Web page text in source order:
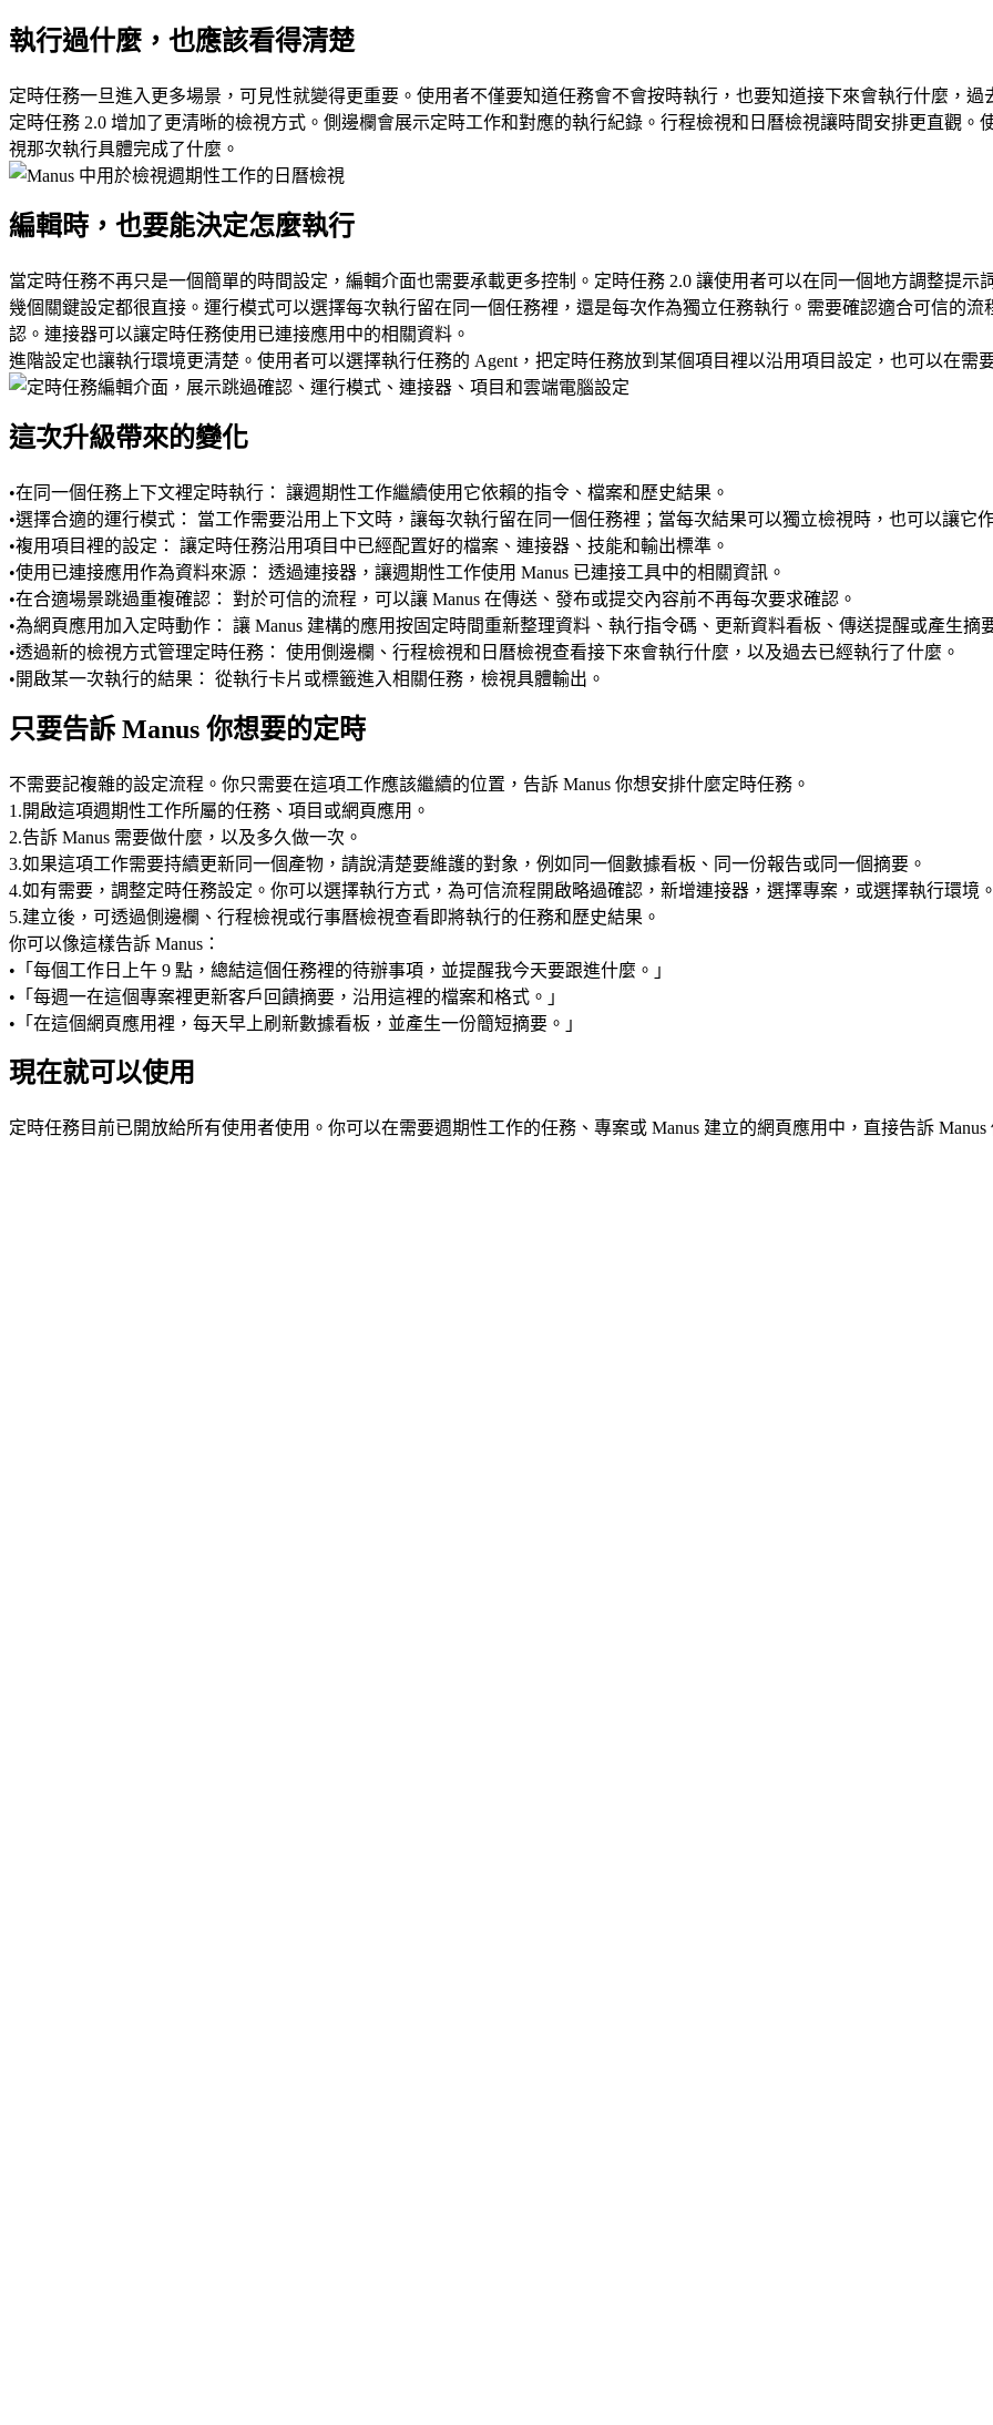
執行過什麼，也應該看得清楚
定時任務一旦進入更多場景，可見性就變得更重要。使用者不僅要知道任務會不會按時執行，也要知道接下來會執行什麼，過
定時任務 2.0 增加了更清晰的檢視方式。側邊欄會展示定時工作和對應的執行紀錄。行程檢視和日曆檢視讓時間安排更直觀
視那次執行具體完成了什麼。
編輯時，也要能決定怎麼執行
當定時任務不再只是一個簡單的時間設定，編輯介面也需要承載更多控制。定時任務 2.0 讓使用者可以在同一個地方調整提示
幾個關鍵設定都很直接。 運行模式可以選擇每次執行留在同一個任務裡，還是每次作為獨立任務執行。 需要確認適合可信的流
認。 連接器可以讓定時任務使用已連接應用中的相關資料。
進階設定也讓執行環境更清楚。使用者可以選擇執行任務的 Agent，把定時任務放到某個項目裡以沿用項目設定，也可以在需
這次升級帶來的變化
•在同一個任務上下文裡定時執行： 讓週期性工作繼續使用它依賴的指令、檔案和歷史結果。
•選擇合適的運行模式：
當工作需要沿用上下文時，讓每次執行留在同一個任務裡；當每次結果可以獨立檢視時，也可以讓它
•複用項目裡的設定： 讓定時任務沿用項目中已經配置好的檔案、連接器、技能和輸出標準。
•使用已連接應用作為資料來源： 透過連接器，讓週期性工作使用 Manus 已連接工具中的相關資訊。
•在合適場景跳過重複確認： 對於可信的流程，可以讓 Manus 在傳送、發布或提交內容前不再每次要求確認。
•為網頁應用加入定時動作： 讓 Manus 建構的應用按固定時間重新整理資料、執行指令碼、更新資料看板、傳送提醒或產生摘
•透過新的檢視方式管理定時任務： 使用側邊欄、行程檢視和日曆檢視查看接下來會執行什麼，以及過去已經執行了什麼。
•開啟某一次執行的結果： 從執行卡片或標籤進入相關任務，檢視具體輸出。
只要告訴 Manus 你想要的定時
不需要記複雜的設定流程。你只需要在這項工作應該繼續的位置，告訴 Manus 你想安排什麼定時任務。
1 .開啟這項週期性工作所屬的任務、項目或網頁應用。
2.告訴 Manus 需要做什麼，以及多久做一次。
3.如果這項工作需要持續更新同一個產物，請說清楚要維護的對象，例如同一個數據看板、同一份報告或同一個摘要。
4.如有需要，調整定時任務設定。你可以選擇執行方式，為可信流程開啟略過確認，新增連接器，選擇專案，或選擇執行環境。
5.建立後，可透過側邊欄、行程檢視或行事曆檢視查看即將執行的任務和歷史結果。
你可以像這樣告訴 Manus：
• 「每個工作日上午 9 點，總結這個任務裡的待辦事項，並提醒我今天要跟進什麼。」
• 「每週一在這個專案裡更新客戶回饋摘要，沿用這裡的檔案和格式。」
• 「在這個網頁應用裡，每天早上刷新數據看板，並產生一份簡短摘要。」
現在就可以使用
定時任務目前已開放給所有使用者使用。你可以在需要週期性工作的任務、專案或 Manus 建立的網頁應用中，直接告訴